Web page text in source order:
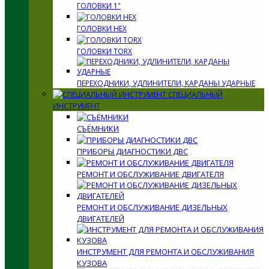
ГОЛОВКИ 1"
ГОЛОВКИ HEX
ГОЛОВКИ TORX
ПЕРЕХОДНИКИ, УДЛИНИТЕЛИ, КАРДАНЫ УДАРНЫЕ
СПЕЦИАЛЬНЫЙ
ИНСТРУМЕНТ
СЪЁМНИКИ
ПРИБОРЫ ДИАГНОСТИКИ ДВС
РЕМОНТ И ОБСЛУЖИВАНИЕ ДВИГАТЕЛЯ
РЕМОНТ И ОБСЛУЖИВАНИЕ ДИЗЕЛЬНЫХ
ДВИГАТЕЛЕЙ
ИНСТРУМЕНТ ДЛЯ РЕМОНТА И ОБСЛУЖИВАНИЯ
КУЗОВА